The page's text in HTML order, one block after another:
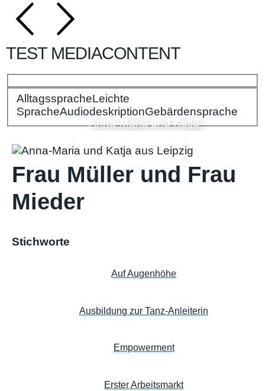
TEST MEDIACONTENT
Bitte wählen Sie Ihre Spracheinstellungen:
AlltagsspracheLeichte
SpracheAudiodeskriptionGebärdensprache
Anna-Maria und Katja
Frau Müller und Frau
Mieder
Stichworte
Auf Augenhöhe
Ausbildung zur Tanz-Anleiterin
Empowerment
Erster Arbeitsmarkt